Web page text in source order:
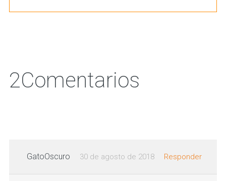
2Comentarios
GatoOscuro 30 de agosto de 2018 Responder